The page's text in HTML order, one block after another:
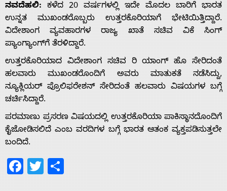
Home
About
ನವದೆಹಲಿ: ಕಳೆದ 20 ವರ್ಷಗಳಲ್ಲಿ ಇದೇ ಮೊದಲ ಬಾರಿಗೆ ಭಾರತ
ಉನ್ನತ ಮುಖಂಡರೊಬ್ಬರು ಉತ್ತರಕೊರಿಯಾಗೆ ಭೇಟಿಯಿತ್ತಿದ್ದಾರೆ.
ವಿದೇಶಾಂಗ ವ್ಯವಹಾರಗಳ ರಾಜ್ಯ ಖಾತೆ ಸಚಿವ ವಿಕೆ ಸಿಂಗ್
ಪ್ಯಾಂಗ್ಯಾಂಗ್‌ಗೆ ತೆರಳಿದ್ದಾರೆ.
ಉತ್ತರಕೊರಿಯಾದ ವಿದೇಶಾಂಗ ಸಚಿವ ರಿ ಯಾಂಗ್ ಹೊ ಸೇರಿದಂತೆ
ಹಲವಾರು ಮುಖಂಡರೊಂದಿಗೆ ಅವರು ಮಾತುಕತೆ ನಡೆಸಿದ್ದು,
ನ್ಯೂಕ್ಲಿಯರ್ ಪ್ರೊಲಿಫರೇಶನ್ ಸೇರಿದಂತೆ ಹಲವಾರು ವಿಷಯಗಳ ಬಗ್ಗೆ
ಚರ್ಚಿಸಿದ್ದಾರೆ.
ಪರಮಾಣು ಪ್ರಸರಣ ವಿಷಯದಲ್ಲಿ ಉತ್ತರಕೊರಿಯಾ ಪಾಕಿಸ್ಥಾನದೊಂದಿಗೆ
ಕೈಜೋಡಿಸಲಿದೆ ಎಂಬ ವರದಿಗಳ ಬಗ್ಗೆ ಭಾರತ ಆತಂಕ ವ್ಯಕ್ತಪಡಿಸುತ್ತಲೇ
ಬಂದಿದೆ.
Facebook
Twitter